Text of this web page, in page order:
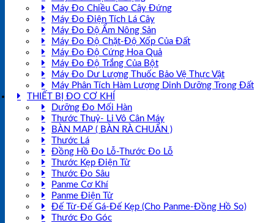
Máy Đo Chiều Cao Cây Đứng
Máy Đo Điện Tích Lá Cây
Máy Đo Độ Ẩm Nông Sản
Máy Đo Độ Chặt-Độ Xốp Của Đất
Máy Đo Độ Cứng Hoa Quả
Máy Đo Độ Trắng Của Bột
Máy Đo Dư Lượng Thuốc Bảo Vệ Thực Vật
Máy Phân Tích Hàm Lượng Dinh Dưỡng Trong Đất
THIẾT BỊ ĐO CƠ KHÍ
Dưỡng Đo Mối Hàn
Thước Thuỷ- Li Vô Cân Máy
BÀN MAP ( BÀN RÀ CHUẨN )
Thước Lá
Đồng Hồ Đo Lỗ-Thước Đo Lỗ
Thước Kẹp Điện Tử
Thước Đo Sâu
Panme Cơ Khí
Panme Điện Tử
Đế Từ-Đế Gá-Đế Kẹp (Cho Panme-Đồng Hồ So)
Thước Đo Góc